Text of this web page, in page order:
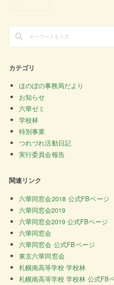
カテゴリ
ほのぼの事務局だより
お知らせ
六華ゼミ
学校林
特別事業
つれづれ活動日記
実行委員会報告
関連リンク
六華同窓会2018 公式FBページ
六華同窓会2019
六華同窓会2019 公式FBページ
六華同窓会
六華同窓会 公式FBページ
東京六華同窓会
札幌南高等学校 学校林
札幌南高等学校 学校林 公式FB